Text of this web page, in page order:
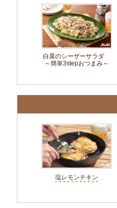
白菜のシーザーサラダ
～簡単3stepおつまみ～
塩レモンチキン